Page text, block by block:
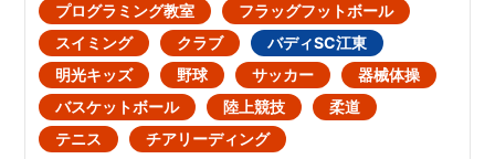
プログラミング教室
フラッグフットボール
スイミング
クラブ
バディSC江東
明光キッズ
野球 サッカー
器械体操
バスケットボール
陸上競技
柔道
テニス
チアリーディング